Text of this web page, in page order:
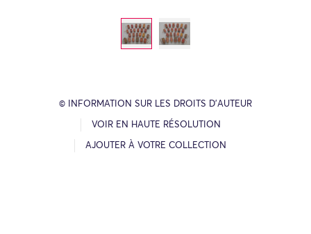
© INFORMATION SUR LES DROITS D’AUTEUR
VOIR EN HAUTE RÉSOLUTION
AJOUTER À VOTRE COLLECTION